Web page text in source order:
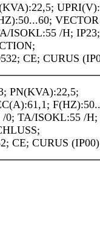
VECTOR
ISOKL:55 /H;
CE; CURUS
PN(KVA):22,5;
0; TA/ISOKL:55 /H;
CE; CURUS (IP00)